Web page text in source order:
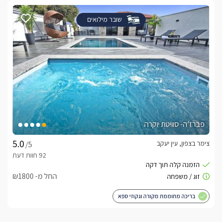
במיוחד וגודלה 190 מ"ר. מעוצבות ברמה הגבוהה ביותר, ומזמינות
לאירוח קסום ובלתי נשכח.
החוץ
אזור החוץ של סוויטות מיכאלה (נפרדות האחת מהשניה ובפרטיות
באיזור החיצוני של כל אחת תמצאו בריכת שחייה בנויה ופרטית
לחלוטין, מחוממת ומקורה בחודשי החורף ומרעננת במיוחד בחודשי
הקיץ, עם מיטות שיזוף מובנות, מפל מים ומדרגות נוחות לכניסה
לצד הבריכה ערסל נדנדה, מיטות שיזוף מעוצבות, פינות ישיבה וגם
מעוצבת עם, פופים ופינות ישיבה נוחות. במרכז המרפסת ניצב
שובר מילואים
פברז’ה- סוויטת יוקרה
/5
צימר בצפון, עין יעקב
החל מ- ₪1800
בריכה מחוממת מקורה וגקוזי ספא